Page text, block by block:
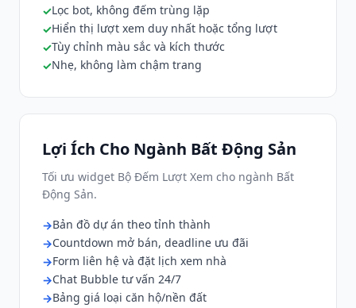
Lọc bot, không đếm trùng lặp
Hiển thị lượt xem duy nhất hoặc tổng lượt
Tùy chỉnh màu sắc và kích thước
Nhẹ, không làm chậm trang
Lợi Ích Cho Ngành Bất Động Sản
Tối ưu widget Bộ Đếm Lượt Xem cho ngành Bất
Động Sản.
Bản đồ dự án theo tỉnh thành
Countdown mở bán, deadline ưu đãi
Form liên hệ và đặt lịch xem nhà
Chat Bubble tư vấn 24/7
Bảng giá loại căn hộ/nền đất